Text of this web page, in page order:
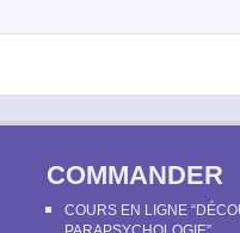
COMMANDER
COURS EN LIGNE